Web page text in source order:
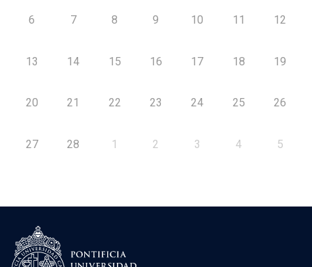
6 7 8 9 10 11 12
13 14 15 16 17 18 19
20 21 22 23 24 25 26
27 28 1 2 3 4 5